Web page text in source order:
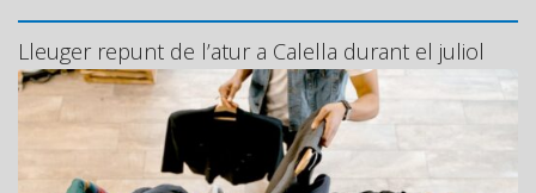
Lleuger repunt de l’atur a Calella durant el juliol